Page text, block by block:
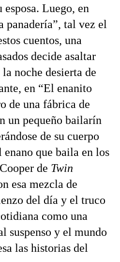
esposa. Luego, en
panadería”, tal vez el
cuentos, una
decide asaltar
noche desierta de
en “El enanito
de una fábrica de
un pequeño bailarín
de su cuerpo
que baila en los
de Twin
esa mezcla de
del día y el truco
como una
suspenso y el mundo
las historias del